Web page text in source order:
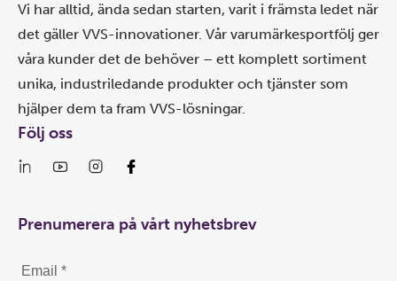
Vi har alltid, ända sedan starten, varit i främsta ledet när
det gäller VVS-innovationer. Vår varumärkesportfölj ger
våra kunder det de behöver – ett komplett sortiment
unika, industriledande produkter och tjänster som
hjälper dem ta fram VVS-lösningar.
Följ oss
Prenumerera på vårt nyhetsbrev